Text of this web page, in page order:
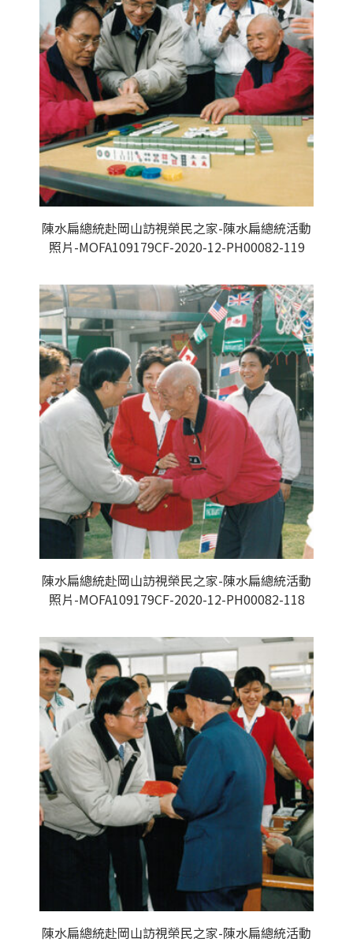
陳水扁總統赴岡山訪視榮民之家-陳水扁總統活動
照片-MOFA109179CF-2020-12-PH00082-119
陳水扁總統赴岡山訪視榮民之家-陳水扁總統活動
照片-MOFA109179CF-2020-12-PH00082-118
陳水扁總統赴岡山訪視榮民之家-陳水扁總統活動